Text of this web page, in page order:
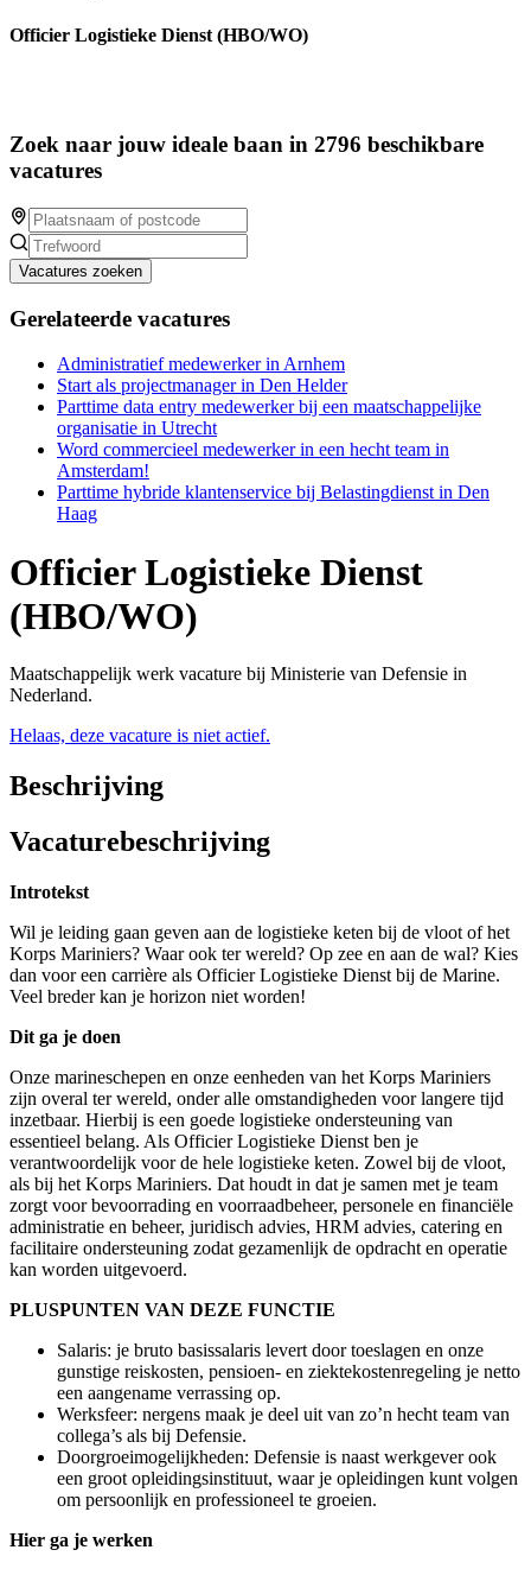
Officier Logistieke Dienst (HBO/WO)
Zoek naar jouw ideale baan in 2796 beschikbare
vacatures
Vacatures zoeken
Gerelateerde vacatures
Administratief medewerker in Arnhem
Start als projectmanager in Den Helder
Parttime data entry medewerker bij een maatschappelijke
organisatie in Utrecht
Word commercieel medewerker in een hecht team in
Amsterdam!
Parttime hybride klantenservice bij Belastingdienst in Den
Haag
Officier Logistieke Dienst
(HBO/WO)
Maatschappelijk werk vacature bij Ministerie van Defensie in
Nederland.
Helaas, deze vacature is niet actief.
Beschrijving
Vacaturebeschrijving
Introtekst
Wil je leiding gaan geven aan de logistieke keten bij de vloot of het
Korps Mariniers? Waar ook ter wereld? Op zee en aan de wal? Kies
dan voor een carrière als Officier Logistieke Dienst bij de Marine.
Veel breder kan je horizon niet worden!
Dit ga je doen
Onze marineschepen en onze eenheden van het Korps Mariniers
zijn overal ter wereld, onder alle omstandigheden voor langere tijd
inzetbaar. Hierbij is een goede logistieke ondersteuning van
essentieel belang. Als Officier Logistieke Dienst ben je
verantwoordelijk voor de hele logistieke keten. Zowel bij de vloot,
als bij het Korps Mariniers. Dat houdt in dat je samen met je team
zorgt voor bevoorrading en voorraadbeheer, personele en financiële
administratie en beheer, juridisch advies, HRM advies, catering en
facilitaire ondersteuning zodat gezamenlijk de opdracht en operatie
kan worden uitgevoerd.
PLUSPUNTEN VAN DEZE FUNCTIE
Salaris: je bruto basissalaris levert door toeslagen en onze
gunstige reiskosten, pensioen- en ziektekostenregeling je netto
een aangename verrassing op.
Werksfeer: nergens maak je deel uit van zo’n hecht team van
collega’s als bij Defensie.
Doorgroeimogelijkheden: Defensie is naast werkgever ook
een groot opleidingsinstituut, waar je opleidingen kunt volgen
om persoonlijk en professioneel te groeien.
Hier ga je werken